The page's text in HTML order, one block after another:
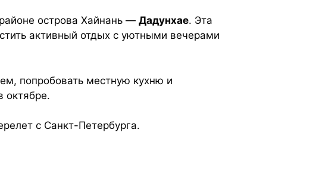
острова Хайнань — Дадунхае. Эта
активный отдых с уютными вечерами
попробовать местную кухню и
октябре.
с Санкт-Петербурга.